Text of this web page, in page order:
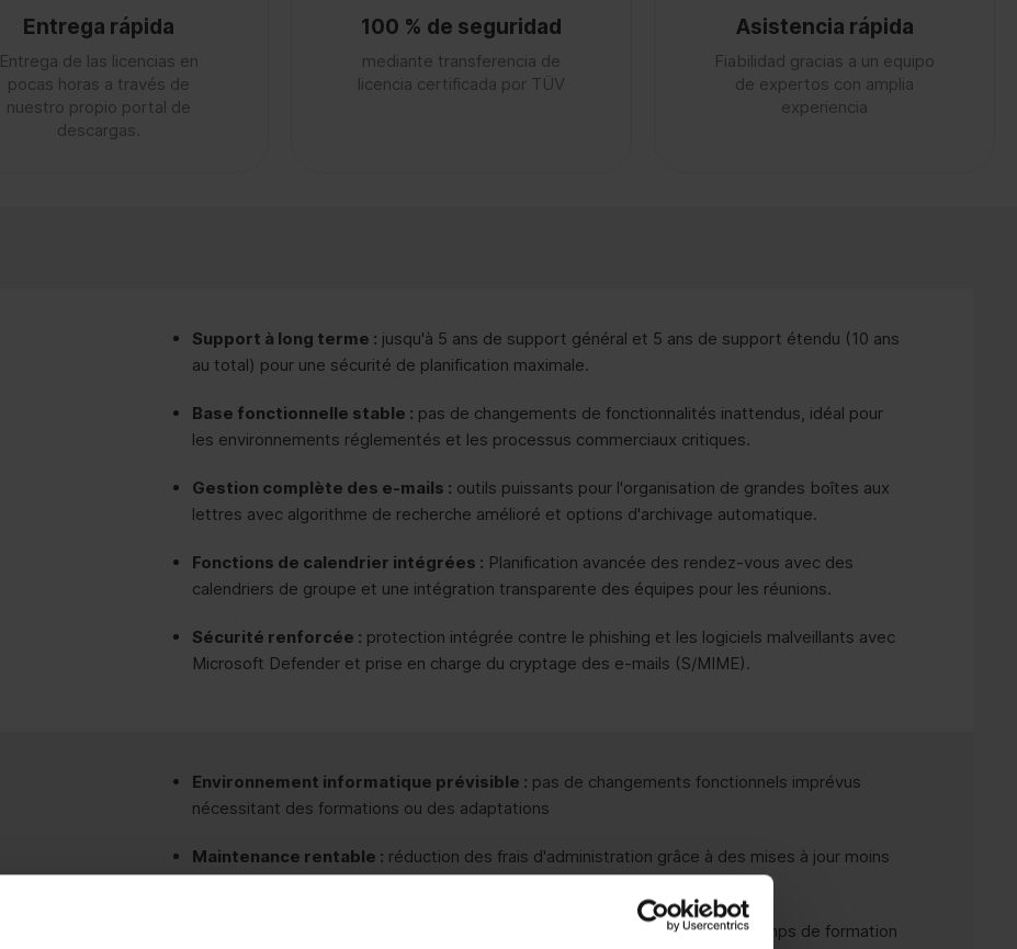
Entrega rápida
Entrega de las licencias en
pocas horas a través de
nuestro propio portal de
descargas.
100 % de seguridad
mediante transferencia de
licencia certificada por TÜV
Asistencia rápida
Fiabilidad gracias a un equipo
de expertos con amplia
experiencia
Support à long terme : jusqu'à 5 ans de support général et 5 ans de support étendu (10 ans
au total) pour une sécurité de planification maximale.
Base fonctionnelle stable : pas de changements de fonctionnalités inattendus, idéal pour
les environnements réglementés et les processus commerciaux critiques.
Gestion complète des e-mails : outils puissants pour l'organisation de grandes boîtes aux
lettres avec algorithme de recherche amélioré et options d'archivage automatique.
Fonctions de calendrier intégrées : Planification avancée des rendez-vous avec des
calendriers de groupe et une intégration transparente des équipes pour les réunions.
Sécurité renforcée : protection intégrée contre le phishing et les logiciels malveillants avec
Microsoft Defender et prise en charge du cryptage des e-mails (S/MIME).
Environnement informatique prévisible : pas de changements fonctionnels imprévus
nécessitant des formations ou des adaptations
Maintenance rentable : réduction des frais d'administration grâce à des mises à jour moins
fréquentes.
environnement de travail familier sans temps de formation